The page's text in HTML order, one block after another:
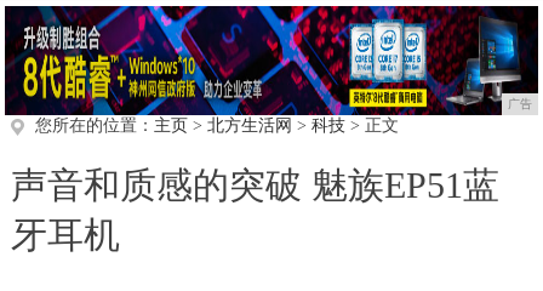
广告
您所在的位置： 主页 > 北方生活网 > 科技> 正文
声音和质感的突破 魅族EP51蓝
牙耳机